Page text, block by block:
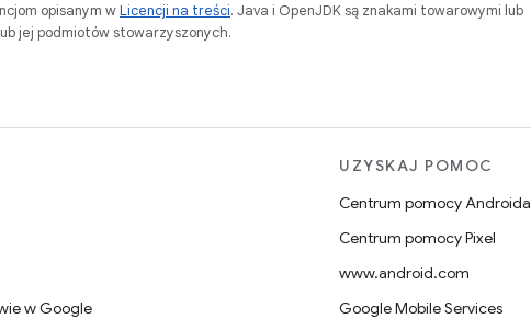
opisanym wLicencji na treści. Java i OpenJDK są znakami towarowymi lub
jej podmiotów stowarzyszonych.
w Google
UZYSKAJ POMOC
Centrum pomocy Androida
Centrum pomocy Pixel
www.android.com
Google Mobile Services